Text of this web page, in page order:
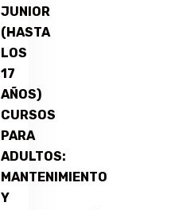
JUNIOR
(HASTA
LOS
17
AÑOS)
CURSOS
PARA
ADULTOS:
MANTENIMIENTO
Y